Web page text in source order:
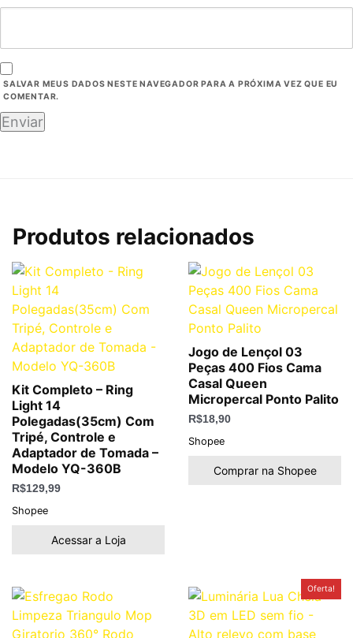
SALVAR MEUS DADOS NESTE NAVEGADOR PARA A PRÓXIMA VEZ QUE EU
COMENTAR.
Produtos relacionados
Kit Completo – Ring
Light 14
Polegadas(35cm) Com
Tripé, Controle e
Adaptador de Tomada –
Modelo YQ-360B
R$129,99
Shopee
Acessar a Loja
Jogo de Lençol 03
Peças 400 Fios Cama
Casal Queen
Micropercal Ponto Palito
R$18,90
Shopee
Comprar na Shopee
Oferta!
preço
era:
R$49,90.
preço
atual
é:
R$39,90.